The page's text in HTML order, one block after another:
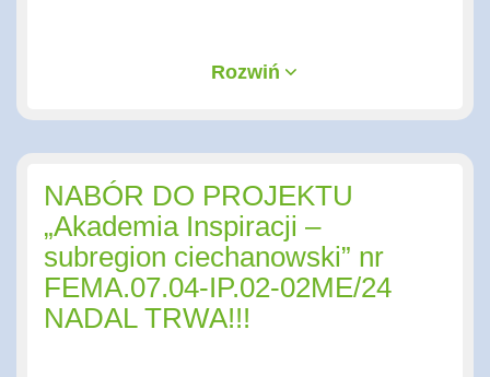
Rozwiń
NABÓR DO PROJEKTU
„Akademia Inspiracji –
subregion ciechanowski” nr
FEMA.07.04-IP.02-02ME/24
NADAL TRWA!!!